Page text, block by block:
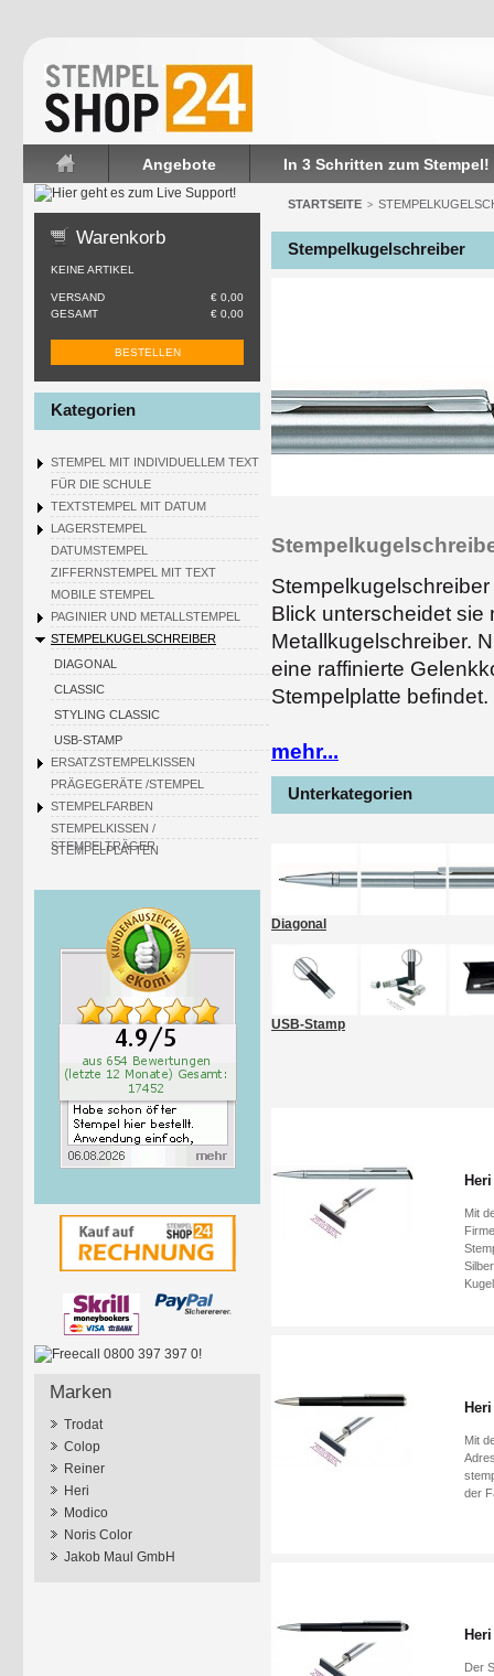
Startseite
Angebote In 3 Schritten zum Stempel!
Warenkorb
KEINE ARTIKEL
VERSAND
€ 0,00
GESAMT
€ 0,00
BESTELLEN
Kategorien
STEMPEL MIT INDIVIDUELLEM TEXT
FÜR DIE SCHULE
TEXTSTEMPEL MIT DATUM
LAGERSTEMPEL
DATUMSTEMPEL
ZIFFERNSTEMPEL MIT TEXT
MOBILE STEMPEL
PAGINIER UND METALLSTEMPEL
STEMPELKUGELSCHREIBER
DIAGONAL
CLASSIC
STYLING CLASSIC
USB-STAMP
ERSATZSTEMPELKISSEN
PRÄGEGERÄTE /STEMPEL
STEMPELFARBEN
STEMPELKISSEN /
STEMPELTRÄGER
STEMPELPLATTEN
Marken
Trodat
Colop
Reiner
Heri
Modico
Noris Color
Jakob Maul GmbH
STARTSEITE >
Stempelkugelschreiber
Blick unterscheidet sie
Metallkugelschreiber.
eine raffinierte
Stempelplatte befindet.
ein Logo darauf unterzubringen.
unterwegs sind – vor allem wenn
Stempelkugelschreiber eignen
Freundeskreis einen bleibenden
Traditionshersteller
mehr...
Unterkategorien
Diagonal
USB-Stamp
Mit
Mit
der
Der